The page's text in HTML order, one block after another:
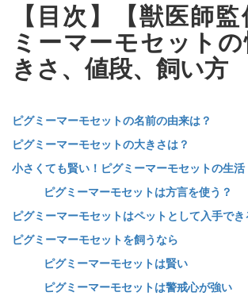
【目次】【獣医師
ミーマーモセット
きさ、値段、飼い方
ピグミーマーモセットの名前の由来は？
ピグミーマーモセットの大きさは？
小さくても賢い！ピグミーマーモセットの生活
ピグミーマーモセットは方言を使う？
ピグミーマーモセットはペットとして入手でき
ピグミーマーモセットを飼うなら
ピグミーマーモセットは賢い
ピグミーマーモセットは警戒心が強い